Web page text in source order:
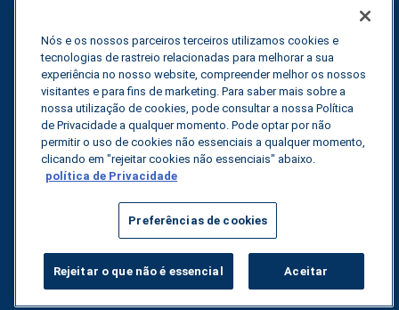
Calculadora de otimização do transporte
Rastreador de tarifas
Contactar-nos
Todos os direitos reservados. Política de privacidade
Nós e os nossos parceiros terceiros utilizamos cookies e
tecnologias de rastreio relacionadas para melhorar a sua
experiência no nosso website, compreender melhor os nossos
visitantes e para fins de marketing. Para saber mais sobre a
nossa utilização de cookies, pode consultar a nossa Política
de Privacidade a qualquer momento. Pode optar por não
permitir o uso de cookies não essenciais a qualquer momento,
clicando em "rejeitar cookies não essenciais" abaixo.
política de Privacidade
Preferências de cookies
Rejeitar o que não é essencial Aceitar